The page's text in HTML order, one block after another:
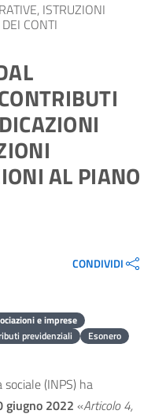
ISTRUZIONI
CONTI
AL PIANO
CONDIVIDI
e imprese
previdenziali
Esonero
(INPS) ha
giugno 2022 «Articolo 4,